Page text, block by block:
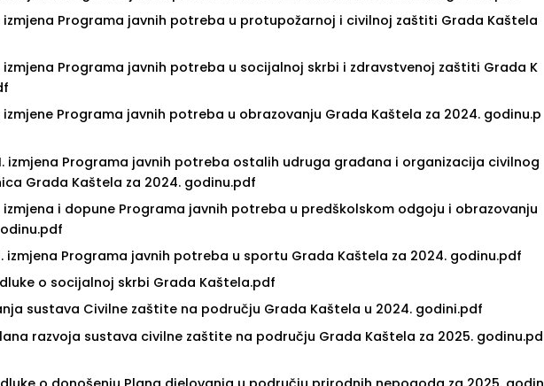
izmjena Programa javnih potreba u protupožarnoj i civilnoj zaštiti Grada Kaštela
izmjena Programa javnih potreba u socijalnoj skrbi i zdravstvenoj zaštiti Grada K
izmjene Programa javnih potreba u obrazovanju Grada Kaštela za 2024. godinu.p
izmjena Programa javnih potreba ostalih udruga građana i organizacija civilnog
Grada Kaštela za 2024. godinu.pdf
izmjena i dopune Programa javnih potreba u predškolskom odgoju i obrazovanju
izmjena Programa javnih potreba u sportu Grada Kaštela za 2024. godinu.pdf
o socijalnoj skrbi Grada Kaštela.pdf
sustava Civilne zaštite na području Grada Kaštela u 2024. godini.pdf
razvoja sustava civilne zaštite na području Grada Kaštela za 2025. godinu.pd